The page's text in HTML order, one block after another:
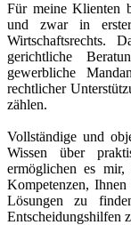
Für meine Klienten
und zwar in
Wirtschaftsrechts.
gerichtliche
gewerbliche
rechtlicher
zählen.
Vollständige und
Wissen über
ermöglichen es
Kompetenzen,
Lösungen zu
Entscheidungshilfen